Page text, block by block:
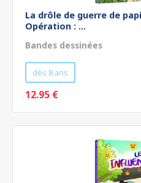
La drôle de guerre de
Opération : ...
Bandes dessinées
dès 8 ans
12.95 €